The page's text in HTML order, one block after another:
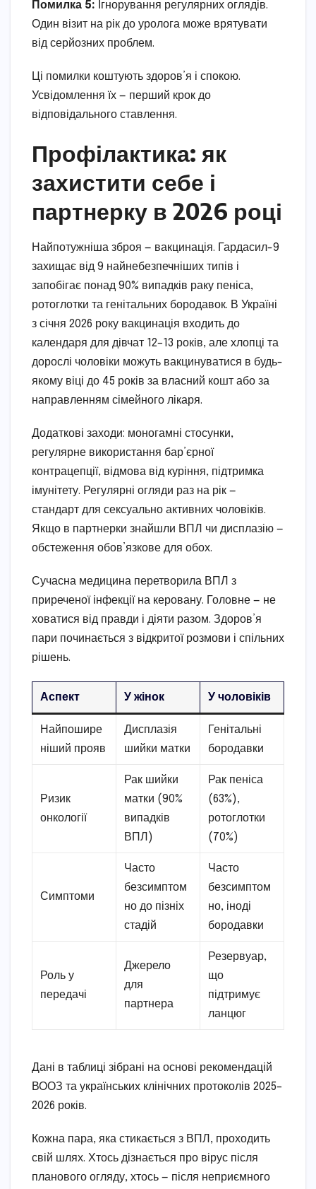
Помилка 5: Ігнорування регулярних оглядів.
Один візит на рік до уролога може врятувати
від серйозних проблем.
Ці помилки коштують здоров’я і спокою.
Усвідомлення їх — перший крок до
відповідального ставлення.
Профілактика: як
захистити себе і
партнерку в 2026 році
Найпотужніша зброя — вакцинація. Гардасил-9
захищає від 9 найнебезпечніших типів і
запобігає понад 90% випадків раку пеніса,
ротоглотки та генітальних бородавок. В Україні
з січня 2026 року вакцинація входить до
календаря для дівчат 12–13 років, але хлопці та
дорослі чоловіки можуть вакцинуватися в будь-
якому віці до 45 років за власний кошт або за
направленням сімейного лікаря.
Додаткові заходи: моногамні стосунки,
регулярне використання бар’єрної
контрацепції, відмова від куріння, підтримка
імунітету. Регулярні огляди раз на рік —
стандарт для сексуально активних чоловіків.
Якщо в партнерки знайшли ВПЛ чи дисплазію —
обстеження обов’язкове для обох.
Сучасна медицина перетворила ВПЛ з
приреченої інфекції на керовану. Головне — не
ховатися від правди і діяти разом. Здоров’я
пари починається з відкритої розмови і спільних
рішень.
Аспект У жінок У чоловіків
Найпошире
ніший прояв
Дисплазія
шийки матки
Генітальні
бородавки
Ризик
онкології
Рак шийки
матки (90%
випадків
ВПЛ)
Рак пеніса
(63%),
ротоглотки
(70%)
Симптоми
Часто
безсимптом
но до пізніх
стадій
Часто
безсимптом
но, іноді
бородавки
Роль у
передачі
Джерело
для
партнера
Резервуар,
що
підтримує
ланцюг
Дані в таблиці зібрані на основі рекомендацій
ВООЗ та українських клінічних протоколів 2025–
2026 років.
Кожна пара, яка стикається з ВПЛ, проходить
свій шлях. Хтось дізнається про вірус після
планового огляду, хтось — після неприємного